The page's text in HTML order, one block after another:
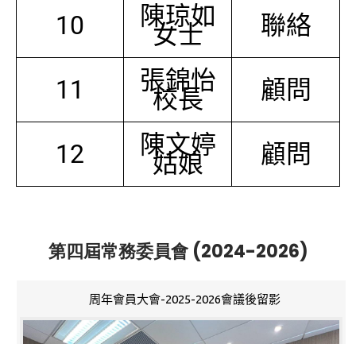
10 陳琼如
女士 聯絡
11 張錦怡
校長 顧問
12 陳文婷
姑娘 顧問
第四屆常務委員會 (2024-2026)
周年會員大會-2025-2026會議後留影